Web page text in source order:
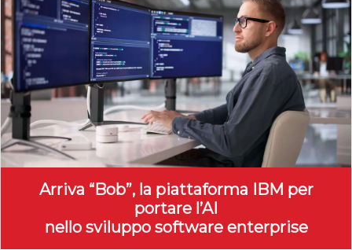
Arriva “Bob”, la piattaforma IBM per
portare l’AI
nello sviluppo software enterprise